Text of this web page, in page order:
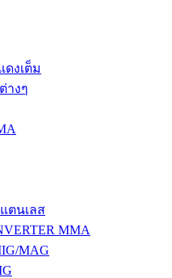
ดงเต็ม
างๆ
ตนเลส
MMA
MAG